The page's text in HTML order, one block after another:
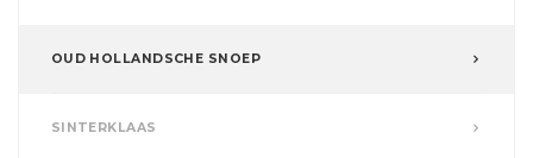
OUD HOLLANDSCHE SNOEP
SINTERKLAAS